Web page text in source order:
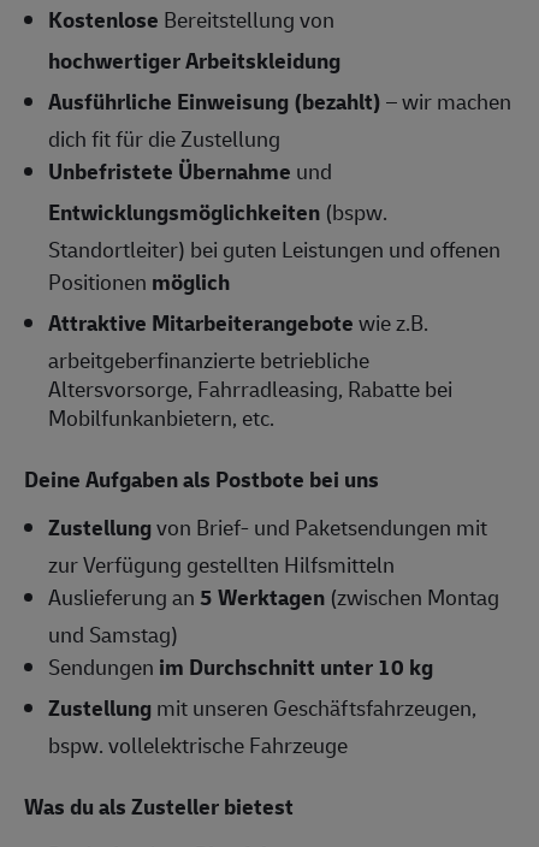
Kostenlose Bereitstellung von
hochwertiger Arbeitskleidung
Ausführliche Einweisung (bezahlt)– wir machen
dich fit für die Zustellung
Unbefristete Übernahme und
Entwicklungsmöglichkeiten (bspw.
Standortleiter) bei guten Leistungen und offenen
Positionen möglich
Attraktive Mitarbeiterangebotewie z.B.
arbeitgeberfinanzierte betriebliche
Altersvorsorge, Fahrradleasing, Rabatte bei
Mobilfunkanbietern, etc.
Deine Aufgaben als Postbote bei uns
Zustellungvon Brief- und Paketsendungen mit
zur Verfügung gestellten Hilfsmitteln
Auslieferung an5 Werktagen (zwischen Montag
und Samstag)
Sendungen im Durchschnitt unter 10 kg
Zustellungmit unseren Geschäftsfahrzeugen,
bspw. vollelektrische Fahrzeuge
Was du als Zusteller bietest